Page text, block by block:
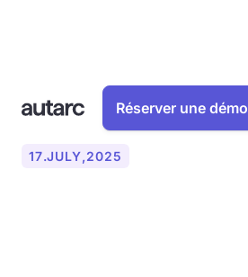
Réserver une démo
17.JULY,2025